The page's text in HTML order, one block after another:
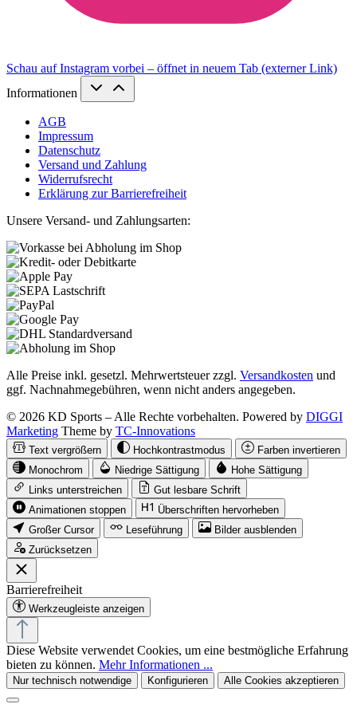
Schau auf Instagram vorbei – öffnet in neuem Tab (externer Link)
Informationen
AGB
Impressum
Datenschutz
Versand und Zahlung
Widerrufsrecht
Erklärung zur Barrierefreiheit
Unsere Versand- und Zahlungsarten:
Alle Preise inkl. gesetzl. Mehrwertsteuer zzgl. Versandkosten und
ggf. Nachnahmegebühren, wenn nicht anders angegeben.
© 2026 KD Sports – Alle Rechte vorbehalten. Powered by DIGGI
Marketing Theme by TC-Innovations
Text vergrößern Hochkontrastmodus
Farben invertieren
Monochrom
Niedrige Sättigung
Hohe Sättigung
Links unterstreichen
Gut lesbare Schrift
Animationen stoppen
Überschriften hervorheben
Großer Cursor
Leseführung
Bilder ausblenden
Zurücksetzen
Barrierefreiheit
Werkzeugleiste anzeigen
Diese Website verwendet Cookies, um eine bestmögliche Erfahrung
bieten zu können. Mehr Informationen ...
Nur technisch notwendige Konfigurieren Alle Cookies akzeptieren